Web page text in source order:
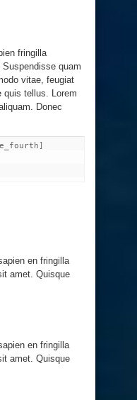
fringilla
quam
vitae, feugiat
quis tellus. Lorem
Donec
en fringilla
amet. Quisque
en fringilla
amet. Quisque